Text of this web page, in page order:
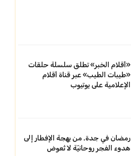
«أقلام الخبر» تطلق سلسلة حلقات
«طيبات الطيب» عبر قناة أقلام
الإعلامية على يوتيوب
رمضان في جدة. من بهجة الإفطار إلى
هدوء الفجر روحانيّة لا تُعوض